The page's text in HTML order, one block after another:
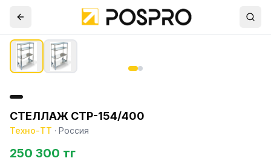
СТЕЛЛАЖ СТР-154/400
Техно-ТТ · Россия
250 300 тг